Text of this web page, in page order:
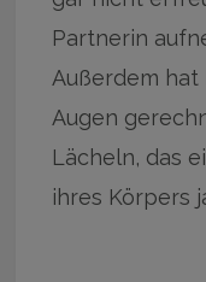
Partnerin
Außerdem hat
Augen
Lächeln, das
ihres Körpers